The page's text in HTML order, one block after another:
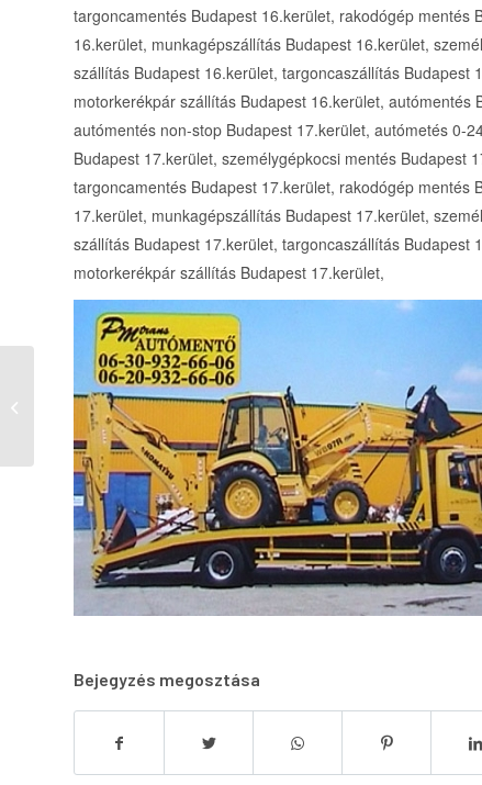
targoncamentés Budapest 16.kerület, rakodógép
16.kerület, munkagépszállítás Budapest 16.kerület,
szállítás Budapest 16.kerület, targoncaszállítás
motorkerékpár szállítás Budapest 16.kerület,
autómentés non-stop Budapest 17.kerület, autómetés 0-
Budapest 17.kerület, személygépkocsi mentés Budapest
targoncamentés Budapest 17.kerület, rakodógép
17.kerület, munkagépszállítás Budapest 17.kerület,
szállítás Budapest 17.kerület, targoncaszállítás
motorkerékpár szállítás Budapest 17.kerület,
Bejegyzés megosztása
Benkő Lajos egyedi gépek gyártása,
fémmegmunkálás (Építőiparituda...